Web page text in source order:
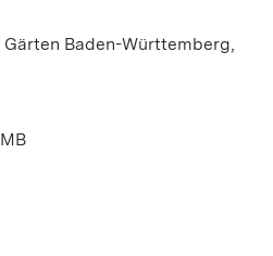
Baden-Württemberg,